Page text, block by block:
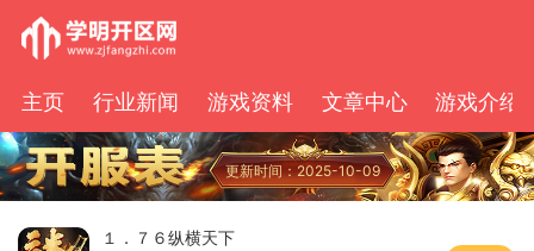
主页 行业新闻 游戏资料 文章中心 游戏介绍
更新时间：2025-10-09
１．７６纵横天下